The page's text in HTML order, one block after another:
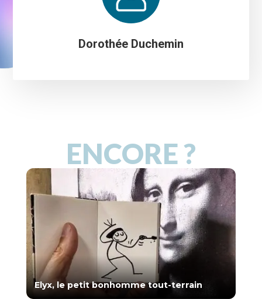
Dorothée Duchemin
ENCORE ?
Elyx, le petit bonhomme tout-terrain